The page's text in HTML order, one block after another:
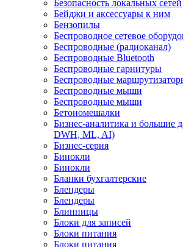
Безопасность локальных сетей
Бейджи и аксесcуары к ним
Бензопилы
Беспроводное сетевое
Беспроводные (радиоканал)
Беспроводные Bluetooth
Беспроводные гарнитуры
Беспроводные
Беспроводные мыши
Беспроводные мыши
Бетономешалки
Бизнес-аналитика и большие
DWH, ML, AI)
Бизнес-серия
Бинокли
Бинокли
Бланки бухгалтерские
Блендеры
Блендеры
Блинницы
Блоки для записей
Блоки питания
Блоки питания